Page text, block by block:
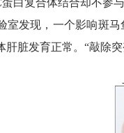
蛋白复合体结合却不参
室发现，一个影响斑
脏发育正常。“敲除